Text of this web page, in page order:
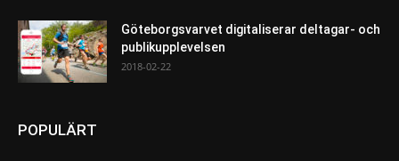
Göteborgsvarvet digitaliserar deltagar- och
publikupplevelsen
2018-02-22
POPULÄRT